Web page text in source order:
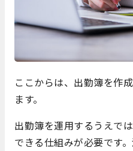
ここからは、出勤簿を作
ます。
出勤簿を運用するうえで
できる仕組みが必要です